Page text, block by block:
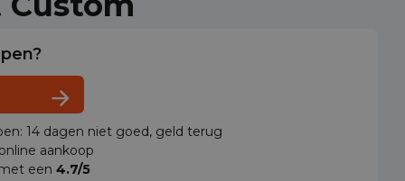
14 dagen niet goed, geld terug
aankoop
een 4.7/5